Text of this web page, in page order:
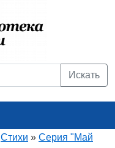
Искать
Стихи » Серия "Май